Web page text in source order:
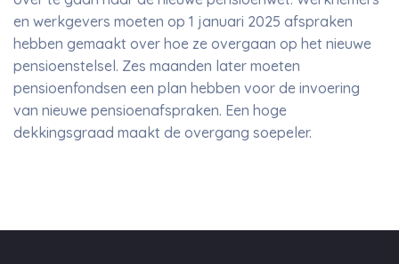
en werkgevers moeten op 1 januari 2025 afspraken
hebben gemaakt over hoe ze overgaan op het nieuwe
pensioenstelsel. Zes maanden later moeten
pensioenfondsen een plan hebben voor de invoering
van nieuwe pensioenafspraken. Een hoge
dekkingsgraad maakt de overgang soepeler.